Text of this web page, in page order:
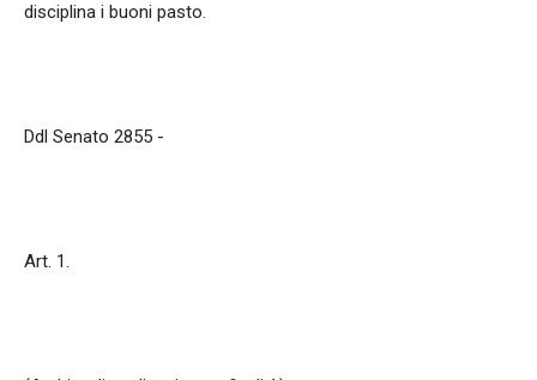
disciplina i buoni pasto.
Ddl Senato 2855 -
Art. 1.